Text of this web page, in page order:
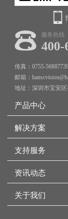
服务热线
400-
传真：0755-
邮箱：
地址：深圳市宝安
产品中心
解决方案
支持服务
资讯动态
关于我们